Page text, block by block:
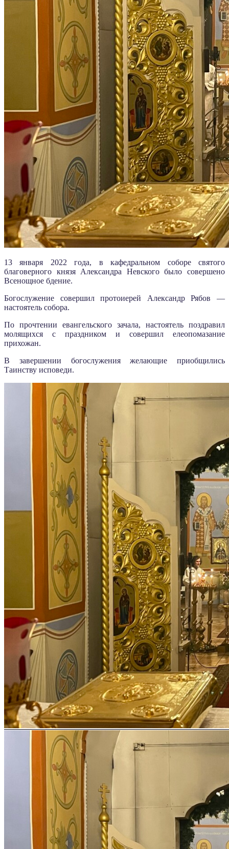
13 января 2022 года, в кафедральном соборе святого
благоверного князя Александра Невского было совершено
Всенощное бдение.
Богослужение совершил протоиерей Александр Рябов —
настоятель собора.
По прочтении евангельского зачала, настоятель поздравил
молящихся с праздником и совершил елеопомазание
прихожан.
В завершении богослужения желающие приобщились
Таинству исповеди.